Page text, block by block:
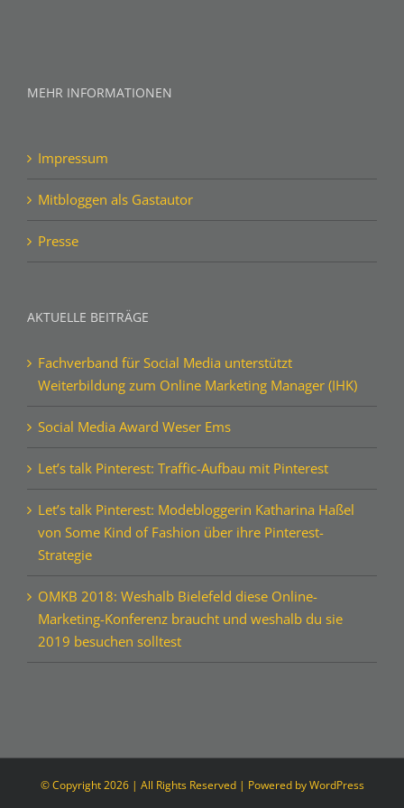
MEHR INFORMATIONEN
Impressum
Mitbloggen als Gastautor
Presse
AKTUELLE BEITRÄGE
Fachverband für Social Media unterstützt
Weiterbildung zum Online Marketing Manager (IHK)
Social Media Award Weser Ems
Let’s talk Pinterest: Traffic-Aufbau mit Pinterest
Let’s talk Pinterest: Modebloggerin Katharina Haßel
von Some Kind of Fashion über ihre Pinterest-
Strategie
OMKB 2018: Weshalb Bielefeld diese Online-
Marketing-Konferenz braucht und weshalb du sie
2019 besuchen solltest
© Copyright2026 | All Rights Reserved | Powered byWordPress